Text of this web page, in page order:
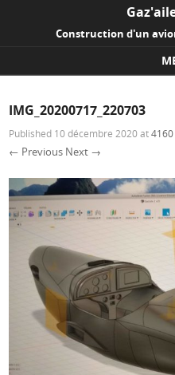
Construction d'un
IMG_20200717_220703
Published 10 décembre 2020at
← Previous Next →